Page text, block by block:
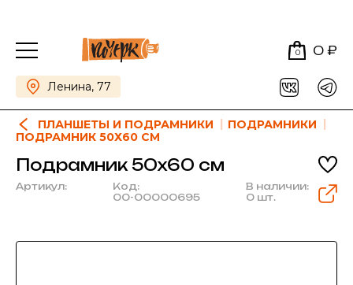
0 0 ₽
Ленина, 77
ПЛАНШЕТЫ И ПОДРАМНИКИ
ПОДРАМНИКИ
ПОДРАМНИК 50Х60 СМ
Подрамник 50х60 см
Артикул:
Код:
00-00000695
В наличии:
0 шт.